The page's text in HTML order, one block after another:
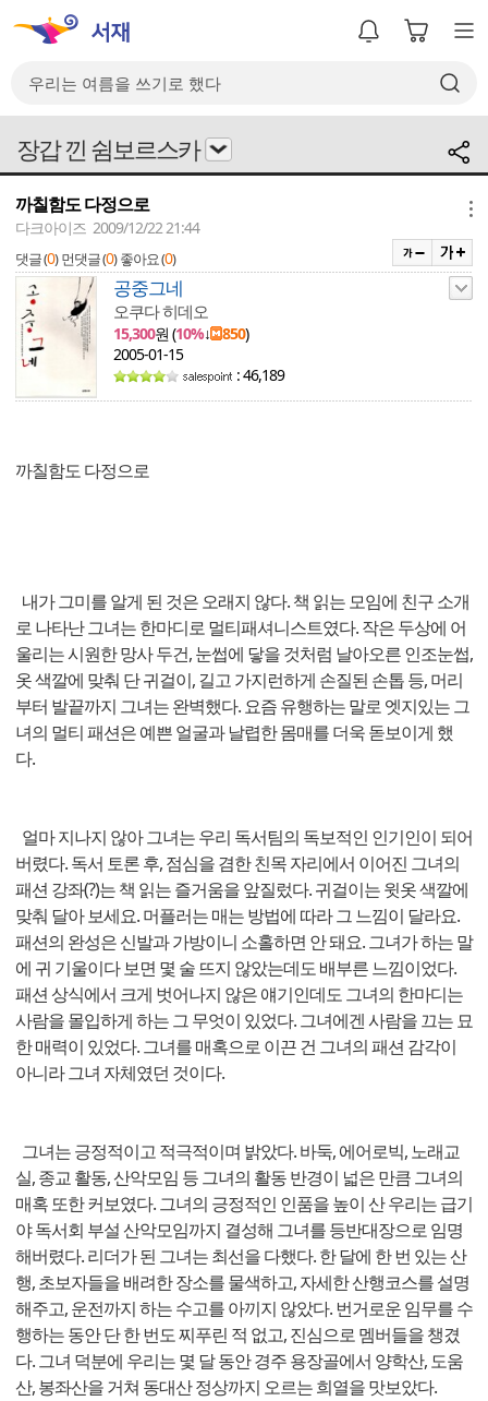
장갑 낀 쉼보르스카
까칠함도 다정으로
다크아이즈 2009/12/22 21:44
댓글 (0) 먼댓글 (0) 좋아요 (0)
공중그네
오쿠다 히데오
15,300원 (10%↓ 850)
2005-01-15
: 46,189
까칠함도 다정으로
내가 그미를 알게 된 것은 오래지 않다. 책 읽는 모임에 친구 소개
로 나타난 그녀는 한마디로 멀티패셔니스트였다. 작은 두상에 어
울리는 시원한 망사 두건, 눈썹에 닿을 것처럼 날아오른 인조눈썹,
옷 색깔에 맞춰 단 귀걸이, 길고 가지런하게 손질된 손톱 등, 머리
부터 발끝까지 그녀는 완벽했다. 요즘 유행하는 말로 엣지있는 그
녀의 멀티 패션은 예쁜 얼굴과 날렵한 몸매를 더욱 돋보이게 했
다.
얼마 지나지 않아 그녀는 우리 독서팀의 독보적인 인기인이 되어
버렸다. 독서 토론 후, 점심을 겸한 친목 자리에서 이어진 그녀의
패션 강좌(?)는 책 읽는 즐거움을 앞질렀다. 귀걸이는 윗옷 색깔에
맞춰 달아 보세요. 머플러는 매는 방법에 따라 그 느낌이 달라요.
패션의 완성은 신발과 가방이니 소홀하면 안 돼요. 그녀가 하는 말
에 귀 기울이다 보면 몇 술 뜨지 않았는데도 배부른 느낌이었다.
패션 상식에서 크게 벗어나지 않은 얘기인데도 그녀의 한마디는
사람을 몰입하게 하는 그 무엇이 있었다. 그녀에겐 사람을 끄는 묘
한 매력이 있었다. 그녀를 매혹으로 이끈 건 그녀의 패션 감각이
아니라 그녀 자체였던 것이다.
그녀는 긍정적이고 적극적이며 밝았다. 바둑, 에어로빅, 노래교
실, 종교 활동, 산악모임 등 그녀의 활동 반경이 넓은 만큼 그녀의
매혹 또한 커보였다. 그녀의 긍정적인 인품을 높이 산 우리는 급기
야 독서회 부설 산악모임까지 결성해 그녀를 등반대장으로 임명
해버렸다. 리더가 된 그녀는 최선을 다했다. 한 달에 한 번 있는 산
행, 초보자들을 배려한 장소를 물색하고, 자세한 산행코스를 설명
해주고, 운전까지 하는 수고를 아끼지 않았다. 번거로운 임무를 수
행하는 동안 단 한 번도 찌푸린 적 없고, 진심으로 멤버들을 챙겼
다. 그녀 덕분에 우리는 몇 달 동안 경주 용장골에서 양학산, 도움
산, 봉좌산을 거쳐 동대산 정상까지 오르는 희열을 맛보았다.